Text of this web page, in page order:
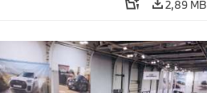
2,89 MB